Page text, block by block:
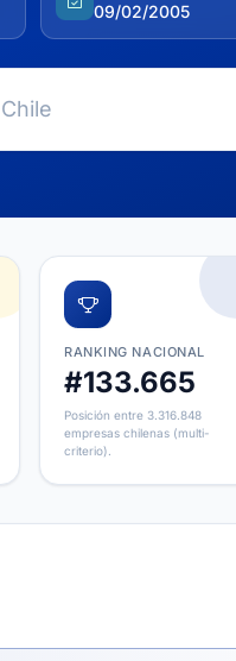
09/02/2005
RANKING NACIONAL
#133.665
Posición entre 3.316.848
empresas chilenas (multi-
criterio).